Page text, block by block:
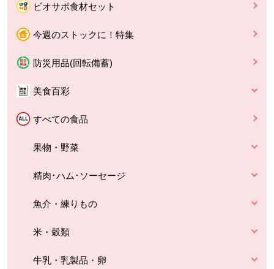
ビオサポ食材セット
今週のストックに！特集
防災用品(回転備蓄)
美食百彩
すべての食品
果物・野菜
精肉･ハム･ソーセージ
魚介・練りもの
米・穀類
牛乳・乳製品・卵